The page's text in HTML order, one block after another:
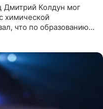
Дмитрий Колдун мог
химической
что по образованию